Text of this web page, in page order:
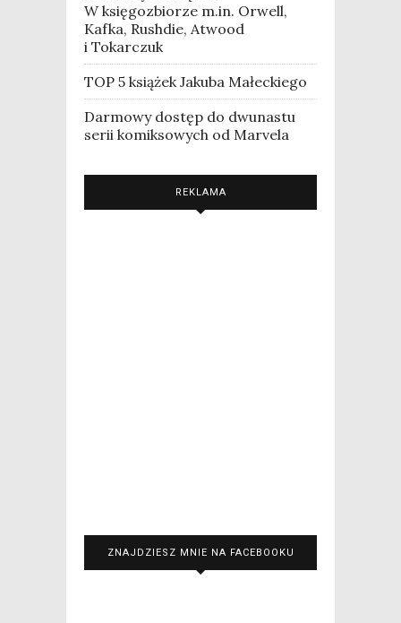
W księgozbiorze m.in. Orwell,
Kafka, Rushdie, Atwood
i Tokarczuk
TOP 5 książek Jakuba Małeckiego
Darmowy dostęp do dwunastu
serii komiksowych od Marvela
REKLAMA
ZNAJDZIESZ MNIE NA FACEBOOKU